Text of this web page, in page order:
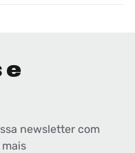
e
newsletter com